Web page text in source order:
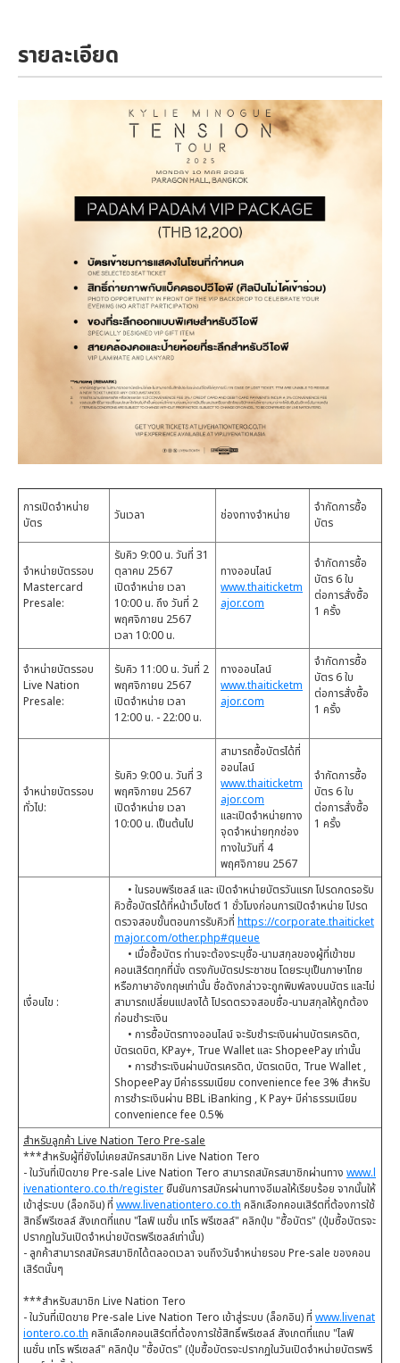
รายละเอียด
การเปิดจำหน่าย
บัตร
วันเวลา ช่องทางจำหน่าย
จำกัดการซื้อ
บัตร
จำหน่ายบัตรรอบ
Mastercard
Presale:
รับคิว 9:00 น. วันที่ 31
ตุลาคม 2567
เปิดจำหน่าย เวลา
10:00 น. ถึง วันที่ 2
พฤศจิกายน 2567
เวลา 10:00 น.
ทางออนไลน์
www.thaiticketm
ajor.com
จำกัดการซื้อ
บัตร 6 ใบ
ต่อการสั่งซื้อ
1 ครั้ง
จำหน่ายบัตรรอบ
Live Nation
Presale:
รับคิว 11:00 น. วันที่ 2
พฤศจิกายน 2567
เปิดจำหน่าย เวลา
12:00 น. - 22:00 น.
ทางออนไลน์
www.thaiticketm
ajor.com
จำกัดการซื้อ
บัตร 6 ใบ
ต่อการสั่งซื้อ
1 ครั้ง
จำหน่ายบัตรรอบ
ทั่วไป:
รับคิว 9:00 น. วันที่ 3
พฤศจิกายน 2567
เปิดจำหน่าย เวลา
10:00 น. เป็นต้นไป
สามารถซื้อบัตรได้ที่
ออนไลน์
www.thaiticketm
ajor.com
และเปิดจำหน่ายทาง
จุดจำหน่ายทุกช่อง
ทางในวันที่ 4
พฤศจิกายน 2567
จำกัดการซื้อ
บัตร 6 ใบ
ต่อการสั่งซื้อ
1 ครั้ง
เงื่อนไข :
• ในรอบพรีเซลล์ และ เปิดจำหน่ายบัตรวันแรก โปรดกดรอรับ
คิวซื้อบัตรได้ที่หน้าเว็บไซต์ 1 ชั่วโมงก่อนการเปิดจำหน่าย โปรด
ตรวจสอบขั้นตอนการรับคิวที่ https://corporate.thaiticket
major.com/other.php#queue
• เมื่อซื้อบัตร ท่านจะต้องระบุชื่อ-นามสกุลของผู้ที่เข้าชม
คอนเสิร์ตทุกที่นั่ง ตรงกับบัตรประชาชน โดยระบุเป็นภาษาไทย
หรือภาษาอังกฤษเท่านั้น ชื่อดังกล่าวจะถูกพิมพ์ลงบนบัตร และไม่
สามารถเปลี่ยนแปลงได้ โปรดตรวจสอบชื่อ-นามสกุลให้ถูกต้อง
ก่อนชำระเงิน
• การซื้อบัตรทางออนไลน์ จะรับชำระเงินผ่านบัตรเครดิต,
บัตรเดบิต, KPay+, True Wallet และ ShopeePay เท่านั้น
• การชำระเงินผ่านบัตรเครดิต, บัตรเดบิต, True Wallet ,
ShopeePay มีค่าธรรมเนียม convenience fee 3% สำหรับ
การชำระเงินผ่าน BBL iBanking , K Pay+ มีค่าธรรมเนียม
convenience fee 0.5%
สำหรับลูกค้า Live Nation Tero Pre-sale
***สำหรับผู้ที่ยังไม่เคยสมัครสมาชิก Live Nation Tero
- ในวันที่เปิดขาย Pre-sale Live Nation Tero สามารถสมัครสมาชิกผ่านทาง www.l
ivenationtero.co.th/register ยืนยันการสมัครผ่านทางอีเมลให้เรียบร้อย จากนั้นให้
เข้าสู่ระบบ (ล็อกอิน) ที่ www.livenationtero.co.th คลิกเลือกคอนเสิร์ตที่ต้องการใช้
สิทธิ์พรีเซลล์ สังเกตที่แถบ "ไลฟ์ เนชั่น เทโร พรีเซลล์" คลิกปุ่ม "ซื้อบัตร" (ปุ่มซื้อบัตรจะ
ปรากฏในวันเปิดจำหน่ายบัตรพรีเซลล์เท่านั้น)
- ลูกค้าสามารถสมัครสมาชิกได้ตลอดเวลา จนถึงวันจำหน่ายรอบ Pre-sale ของคอน
เสิร์ตนั้นๆ
***สำหรับสมาชิก Live Nation Tero
- ในวันที่เปิดขาย Pre-sale Live Nation Tero เข้าสู่ระบบ (ล็อกอิน) ที่ www.livenat
iontero.co.th คลิกเลือกคอนเสิร์ตที่ต้องการใช้สิทธิ์พรีเซลล์ สังเกตที่แถบ "ไลฟ์
เนชั่น เทโร พรีเซลล์" คลิกปุ่ม "ซื้อบัตร" (ปุ่มซื้อบัตรจะปรากฏในวันเปิดจำหน่ายบัตรพรี